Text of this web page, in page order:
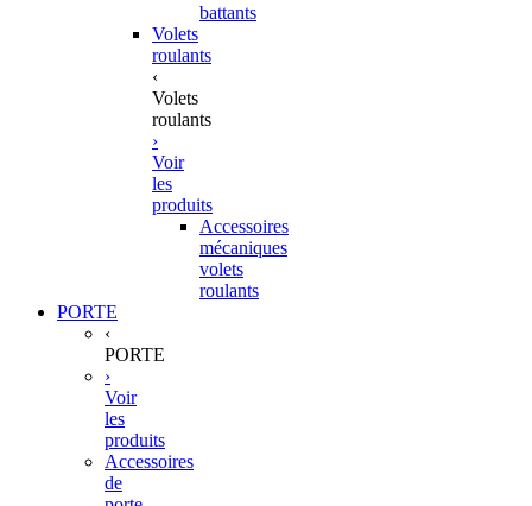
battants
Volets
roulants
‹
Volets
roulants
›
Voir
les
produits
Accessoires
mécaniques
volets
roulants
PORTE
‹
PORTE
›
Voir
les
produits
Accessoires
de